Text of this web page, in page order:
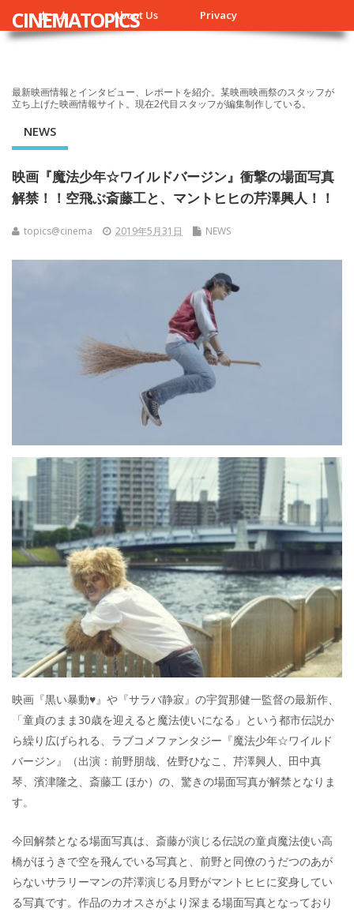
ホーム About Us Privacy
CINEMATOPICS
最新映画情報とインタビュー、レポートを紹介。某映画映画祭のスタッフが
立ち上げた映画情報サイト。現在2代目スタッフが編集制作している。
NEWS
映画『魔法少年☆ワイルドバージン』衝撃の場面写真
解禁！！空飛ぶ​斎藤工​と、マントヒヒの​芹澤興人​！！
topics@cinema 2019年5月31日 NEWS
映画『黒い暴動♥︎』や『サラバ静寂』の宇賀那健一監督の最新作、
「童貞のまま30歳を迎えると魔法使いになる」という都市伝説か
ら繰り広げられる、ラブコメファンタジー『魔法少年☆ワイルド
バージン』（出演：前野朋哉、佐野ひなこ、芹澤興人、田中真
琴、濱津隆之、斎藤工 ほか）の、驚きの場面写真が解禁となりま
す。
今回解禁となる場面写真は、斎藤が演じる伝説の童貞魔法使い高
橋がほうきで空を飛んでいる写真と、前野と同僚のうだつのあが
らないサラリーマンの芹澤演じる月野がマントヒヒに変身してい
る写真です。作品のカオスさがより深まる場面写真となっており